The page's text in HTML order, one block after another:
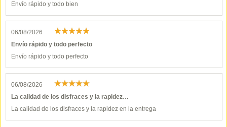
Envío rápido y todo bien
06/08/2026
Envío rápido y todo perfecto
Envío rápido y todo perfecto
06/08/2026
La calidad de los disfraces y la rapidez…
La calidad de los disfraces y la rapidez en la entrega